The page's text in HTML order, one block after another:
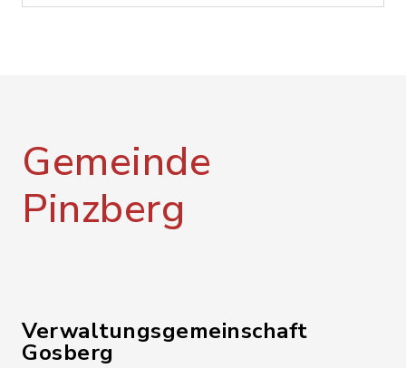
Gemeinde
Pinzberg
Verwaltungsgemeinschaft
Gosberg